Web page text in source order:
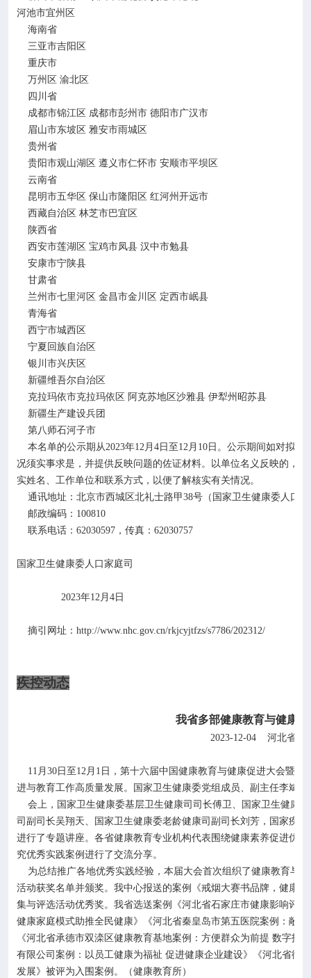
河池市宜州区
海南省
三亚市吉阳区
重庆市
万州区 渝北区
四川省
成都市锦江区 成都市彭州市 德阳市广汉市
眉山市东坡区 雅安市雨城区
贵州省
贵阳市观山湖区 遵义市仁怀市 安顺市平坝区
云南省
昆明市五华区 保山市隆阳区 红河州开远市
西藏自治区 林芝市巴宜区
陕西省
西安市莲湖区 宝鸡市凤县 汉中市勉县
安康市宁陕县
甘肃省
兰州市七里河区 金昌市金川区 定西市岷县
青海省
西宁市城西区
宁夏回族自治区
银川市兴庆区
新疆维吾尔自治区
克拉玛依市克拉玛依区 阿克苏地区沙雅县 伊犁州昭苏县
新疆生产建设兵团
第八师石河子市
本名单的公示期从2023年12月 4日至 12月 10日。公示期间如对拟表
况须实事求是，并提供反映问题的佐证材料。以单位名义反映的，
实姓名、工作单位和联系方式，以便了解核实有关情况。
通讯地址：北京市西城区北礼士路甲38号（国家卫生健康委人口
邮政编码： 100810
联系电话： 62030597，传真： 62030757
国家卫生健康委人口家庭司
2023年12月 4日
摘引网址： http://www.nhc.gov.cn/rkjcyjtfzs/s7786/202312/
疾控动态
我省多部健康教育与健康
2023-12-04 河北省疾
11 月 30日至 12月 1 日，第十六届中国健康教育与健康促进大会暨
进与教育工作高质量发展。国家卫生健康委党组成员、副主任李斌
会上，国家卫生健康委基层卫生健康司司长傅卫、国家卫生健康
司副司长吴翔天、国家卫生健康委老龄健康司副司长刘芳，国家疾
进行了专题讲座。各省健康教育专业机构代表围绕健康素养促进优
究优秀实践案例进行了交流分享。
为总结推广各地优秀实践经验，本届大会首次组织了健康教育与
活动获奖名单并颁奖。我中心报送的案例《戒烟大赛书品牌，健康
集与评选活动优秀奖。我省选送案例《河北省石家庄市健康影响评
健康家庭模式助推全民健康》《河北省秦皇岛市第五医院案例：敞
《河北省承德市双滦区健康教育基地案例：方便群众为前提 数字
有限公司案例：以员工健康为福祉 促进健康企业建设》《河北省衡
发展》被评为入围案例。（健康教育所）